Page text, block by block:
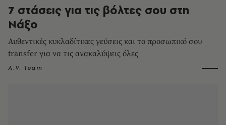
7 στάσεις για τις βόλτες σου στη
Νάξο
Αυθεντικές κυκλαδίτικες γεύσεις και το προσωπικό σου
transfer για να τις ανακαλύψεις όλες
A.V. Team